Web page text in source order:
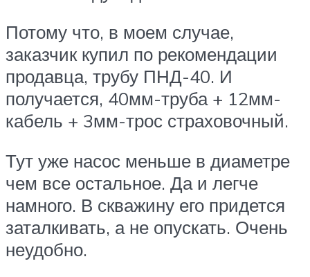
Потому что, в моем случае,
заказчик купил по рекомендации
продавца, трубу ПНД-40. И
получается, 40мм-труба + 12мм-
кабель + 3мм-трос страховочный.
Тут уже насос меньше в диаметре
чем все остальное. Да и легче
намного. В скважину его придется
заталкивать, а не опускать. Очень
неудобно.